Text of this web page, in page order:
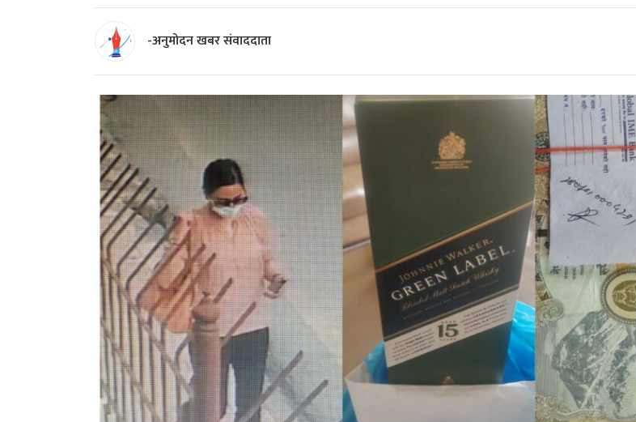
-अनुमोदन खबर संवाददाता